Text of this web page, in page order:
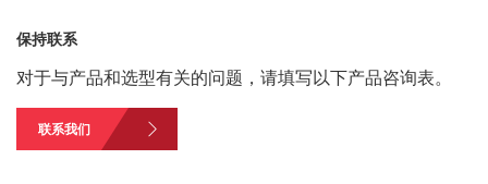
保持联系
对于与产品和选型有关的问题，请填写以下产品咨询表。
联系我们